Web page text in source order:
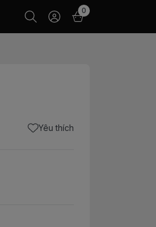
0
Yêu thích